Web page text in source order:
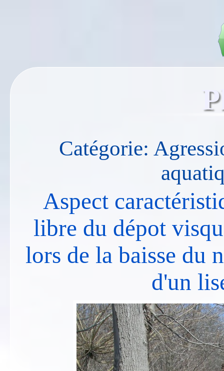
Catégorie:
Aspect
libre du dépot
lors de la baisse du
d'un